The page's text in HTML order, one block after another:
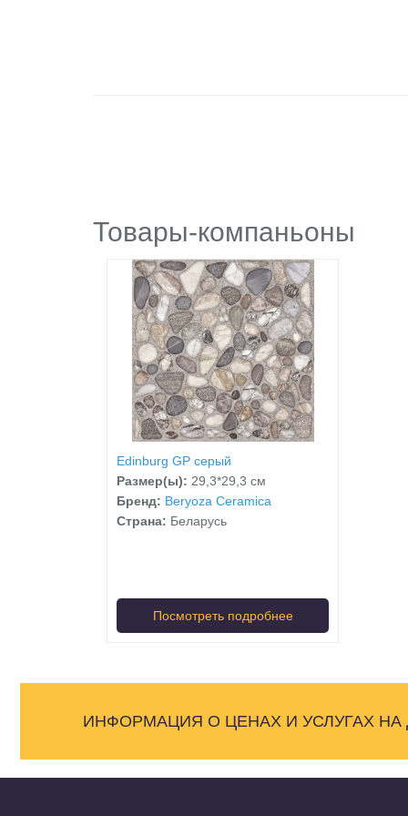
Товары-компаньоны
Edinburg GP серый
Размер(ы): 29,3*29,3 см
Бренд: Beryoza Ceramica
Страна: Беларусь
Посмотреть подробнее
ИНФОРМАЦИЯ О ЦЕНАХ И УСЛУГАХ